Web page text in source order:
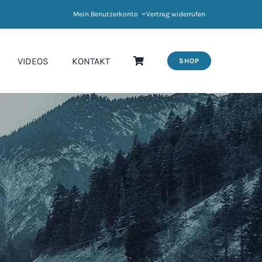
Mein Benutzerkonto Vertrag widerrufen
VIDEOS KONTAKT SHOP